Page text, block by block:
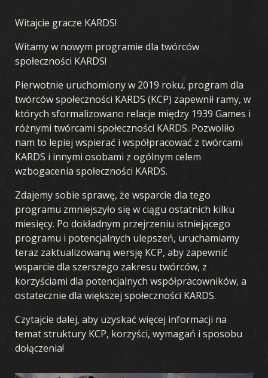
Witajcie gracze KARDS!
Witamy w nowym programie dla twórców
społeczności KARDS!
Pierwotnie uruchomiony w 2019 roku, program dla
twórców społeczności KARDS (KCP) zapewnił ramy, w
których sformalizowano relacje między 1939 Games i
różnymi twórcami społeczności KARDS. Pozwoliło
nam to lepiej wspierać i współpracować z twórcami
KARDS i innymi osobami z ogólnym celem
wzbogacenia społeczności KARDS.
Zdajemy sobie sprawę, że wsparcie dla tego
programu zmniejszyło się w ciągu ostatnich kilku
miesięcy. Po dokładnym przejrzeniu istniejącego
programu i potencjalnych ulepszeń, uruchamiamy
teraz zaktualizowaną wersję KCP, aby zapewnić
wsparcie dla szerszego zakresu twórców, z
korzyściami dla potencjalnych współpracowników, a
ostatecznie dla większej społeczności KARDS.
Czytajcie dalej, aby uzyskać więcej informacji na
temat struktury KCP, korzyści, wymagań i sposobu
dołączenia!